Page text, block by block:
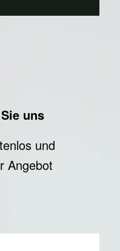
uns
und
Angebot